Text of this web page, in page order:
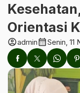
Orientasi
account_circleadmincalendar_monthSenin, 11